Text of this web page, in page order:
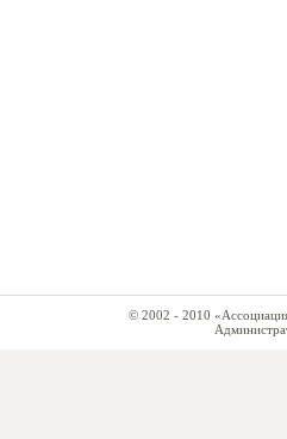
© 2002 - 2010 «Ассоциация